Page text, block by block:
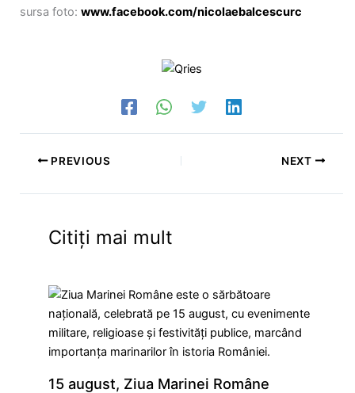
sursa foto: www.facebook.com/nicolaebalcescurc
PREVIOUS NEXT
Citiți mai mult
15 august, Ziua Marinei Române